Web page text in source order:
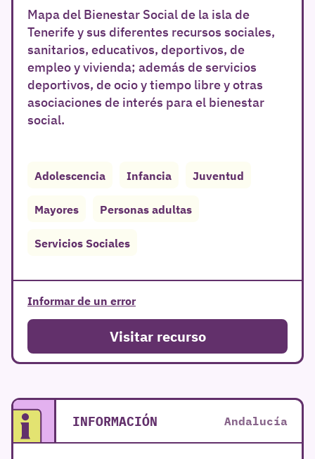
Mapa del Bienestar Social de la isla de
Tenerife y sus diferentes recursos sociales,
sanitarios, educativos, deportivos, de
empleo y vivienda; además de servicios
deportivos, de ocio y tiempo libre y otras
asociaciones de interés para el bienestar
social.
Adolescencia Infancia Juventud
Mayores Personas adultas
Servicios Sociales
Informar de un error
Visitar recurso
INFORMACIÓN Andalucía